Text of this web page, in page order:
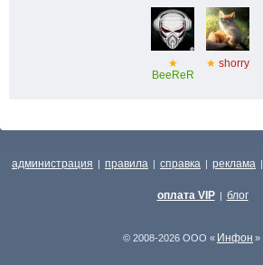
★
BeeReR
★ shorry
администрация | правила | справка | реклама |
оплата VIP | блог
© 2008-2026 ООО « Инфон »